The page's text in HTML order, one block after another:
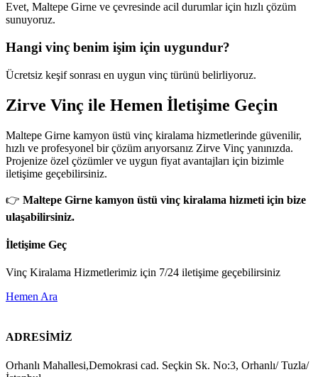
Evet, Maltepe Girne ve çevresinde acil durumlar için hızlı çözüm
sunuyoruz.
Hangi vinç benim işim için uygundur?
Ücretsiz keşif sonrası en uygun vinç türünü belirliyoruz.
Zirve Vinç ile Hemen İletişime Geçin
Maltepe Girne kamyon üstü vinç kiralama hizmetlerinde güvenilir,
hızlı ve profesyonel bir çözüm arıyorsanız Zirve Vinç yanınızda.
Projenize özel çözümler ve uygun fiyat avantajları için bizimle
iletişime geçebilirsiniz.
👉 Maltepe Girne kamyon üstü vinç kiralama hizmeti için bize
ulaşabilirsiniz.
İletişime Geç
Vinç Kiralama Hizmetlerimiz için 7/24 iletişime geçebilirsiniz
Hemen Ara
ADRESİMİZ
Orhanlı Mahallesi,Demokrasi cad. Seçkin Sk. No:3, Orhanlı/ Tuzla/